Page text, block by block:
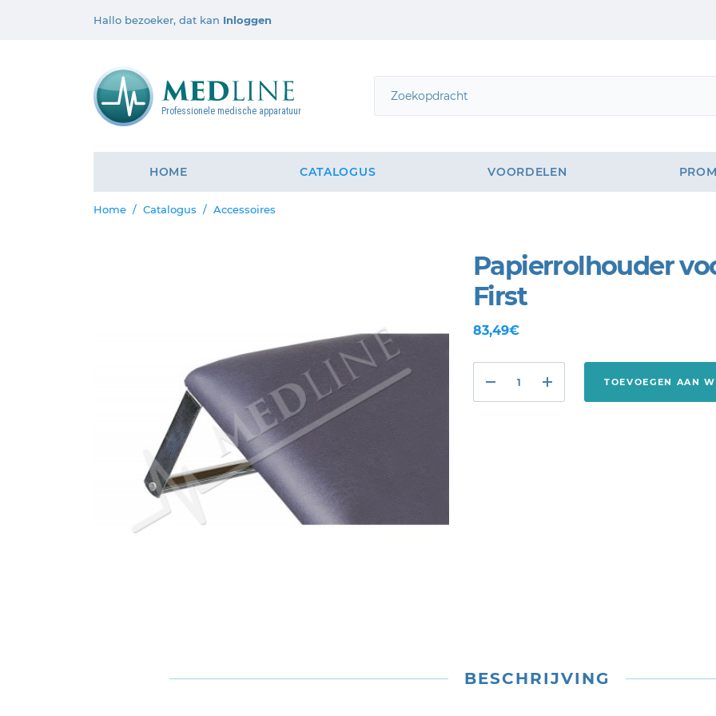
Hallo bezoeker, dat kan Inloggen
Professionele medische apparatuur
HOME CATALOGUS VOORDELEN
Home Catalogus Accessoires
Papierrolhouder
First
83,49€
TOEVOEGEN AAN
BESCHRIJVING